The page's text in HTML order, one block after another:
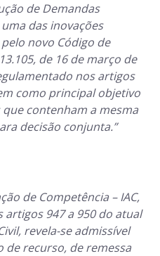
de Demandas
das inovações
novo Código de
de 16 de março de
nos artigos
como principal objetivo
contenham a mesma
decisão conjunta.”
de Competência – IAC,
947 a 950 do atual
revela-se admissível
recurso, de remessa